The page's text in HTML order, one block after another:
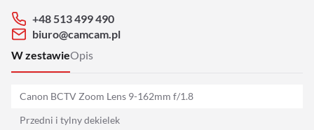
+48 513 499 490
biuro@camcam.pl
W zestawieOpis
Canon BCTV Zoom Lens 9-162mm f/1.8
Przedni i tylny dekielek
Audio
Grip